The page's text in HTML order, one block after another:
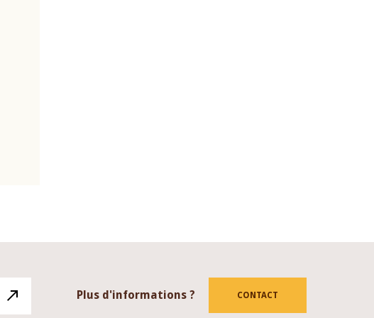
Plus d'informations ? CONTACT